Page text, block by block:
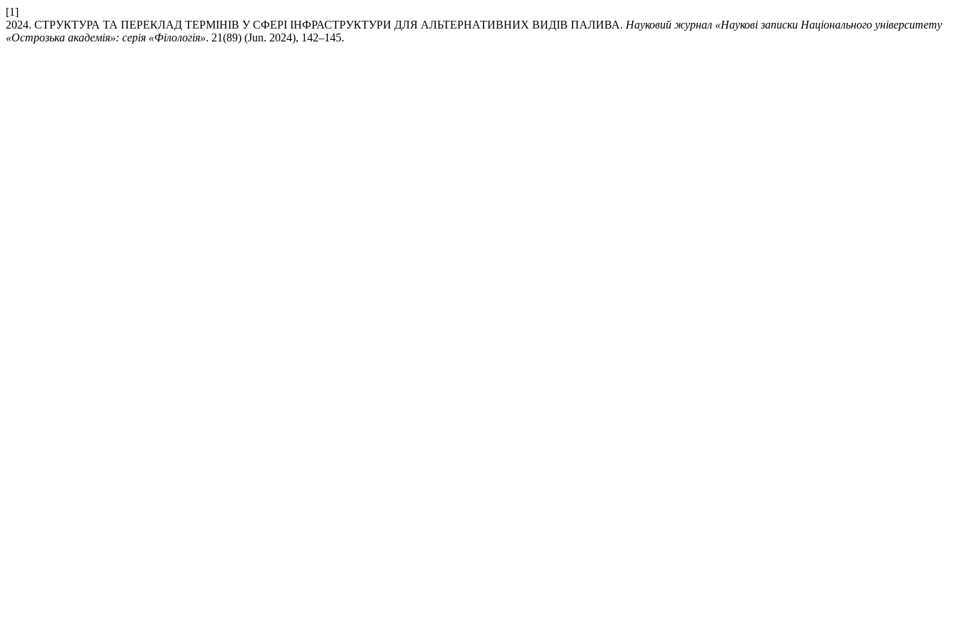
[1]
2024. СТРУКТУРА ТА ПЕРЕКЛАД ТЕРМІНІВ У СФЕРІ ІНФРАСТРУКТУРИ ДЛЯ АЛЬТЕРНАТИВНИХ ВИДІВ ПАЛИВА. Науковий журнал «Наукові записки Національного університету
«Острозька академія»: серія «Філологія». 21(89) (Jun. 2024), 142–145.